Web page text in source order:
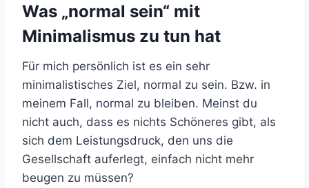
Was „normal sein“ mit
Minimalismus zu tun hat
Für mich persönlich ist es ein sehr
minimalistisches Ziel, normal zu sein. Bzw. in
meinem Fall, normal zu bleiben. Meinst du
nicht auch, dass es nichts Schöneres gibt, als
sich dem Leistungsdruck, den uns die
Gesellschaft auferlegt, einfach nicht mehr
beugen zu müssen?